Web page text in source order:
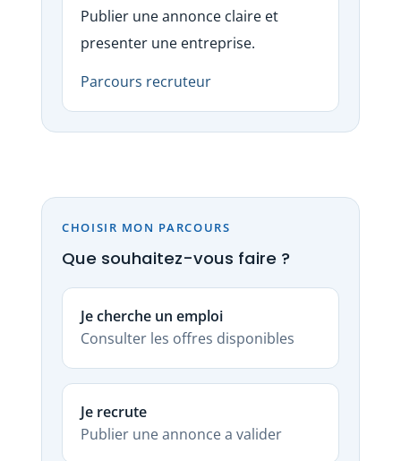
Publier une annonce claire et
presenter une entreprise.
Parcours recruteur
CHOISIR MON PARCOURS
Que souhaitez-vous faire ?
Je cherche un emploi
Consulter les offres disponibles
Je recrute
Publier une annonce a valider